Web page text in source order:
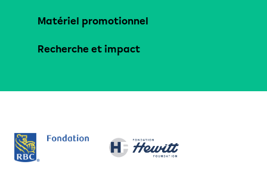
Matériel promotionnel
Recherche et impact